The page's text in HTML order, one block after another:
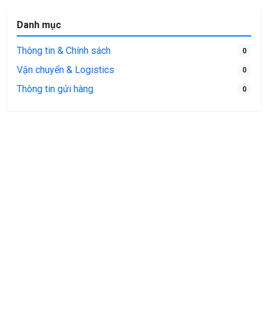
Danh mục
Thông tin & Chính sách 0
Vận chuyển & Logistics 0
Thông tin gửi hàng 0